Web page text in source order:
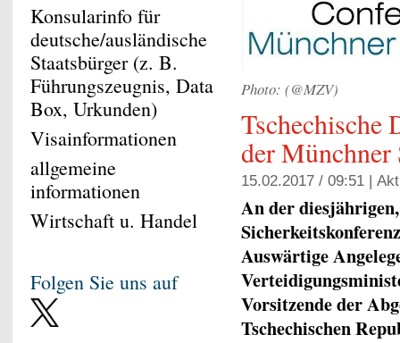
Photo: (@MZV)
Tschechische
der Münchner
15.02.2017 / 09:51 |
An der
Auswärtige
Vorsitzende der
Tschechischen
Konsularinfo für
deutsche/ausländische
Staatsbürger (z. B.
Führungszeugnis, Data
Box, Urkunden)
Visainformationen
allgemeine
informationen
Wirtschaft u. Handel
Folgen Sie uns auf